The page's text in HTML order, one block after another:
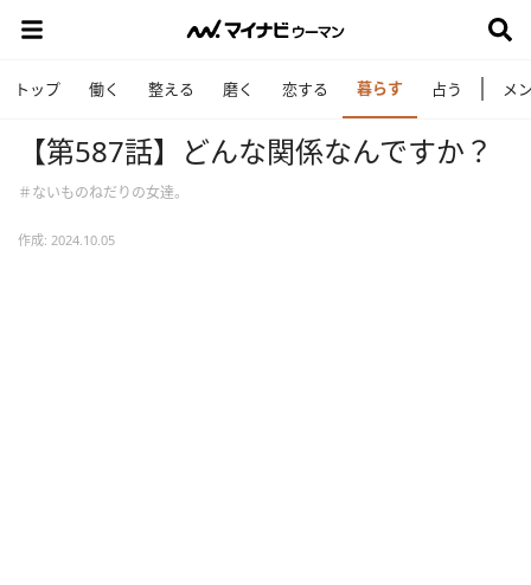
トップ 働く 整える 磨く 恋する 暮らす 占う メ
【第587話】どんな関係なんですか？
＃ないものねだりの女達。
作成: 2024.10.05